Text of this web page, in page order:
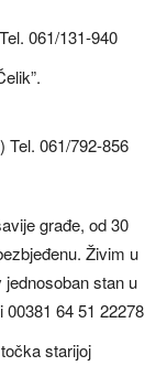
061/131-940
Tel. 061/792-856
građe, od 30
Živim u
stan u
00381 64 51 22278
starijoj